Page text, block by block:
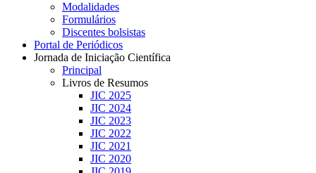
Modalidades
Formulários
Discentes bolsistas
Portal de Periódicos
Jornada de Iniciação Científica
Principal
Livros de Resumos
JIC 2025
JIC 2024
JIC 2023
JIC 2022
JIC 2021
JIC 2020